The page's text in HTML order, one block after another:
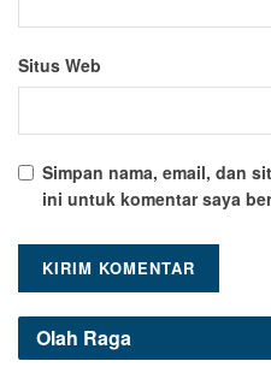
Situs Web
Simpan nama, email, dan
ini untuk komentar saya
Olah Raga